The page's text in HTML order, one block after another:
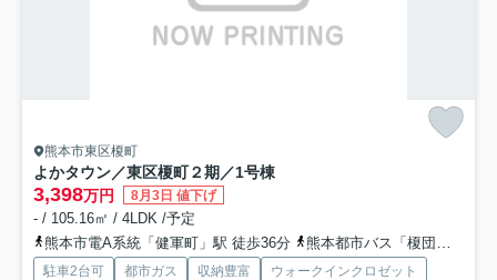
熊本市東区榎町
よかタウン／東区榎町２期／1号棟
3,398万円 8月3日 値下げ
- / 105.16㎡ / 4LDK /予定
熊本市電A系統「健軍町」駅 徒歩36分
熊本都市バス「榎団地西口」バス停下車 徒歩7分
駐車2台可 都市ガス 収納豊富
ウォークインクロゼット